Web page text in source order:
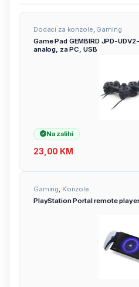
Dodaci za konzole Gaming
Game Pad GEMBIRD JPD-
analog, za PC, USB
Na zalihi
23,00 KM
Gaming, Konzole
PlayStation Portal remote